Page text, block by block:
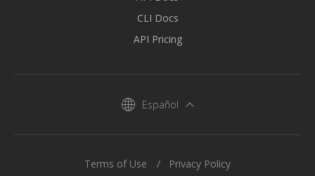
CLI Docs
API Pricing
Español
Terms of Use Privacy Policy